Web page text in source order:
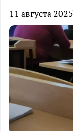
11 августа 2025